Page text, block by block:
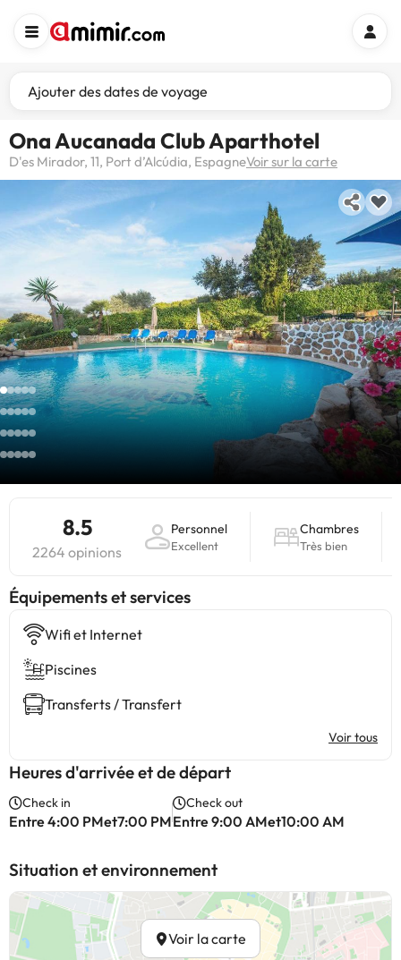
Ajouter des dates de voyage
Ona Aucanada Club Aparthotel
D'es Mirador, 11, Port d’Alcúdia, EspagneVoir sur la carte
8.5
2264 opinions
Personnel
Excellent
Chambres
Très bien
​Équipements et services
Wifi et Internet
Piscines
Transferts / Transfert
Voir tous
Heures d'arrivée et de départ
Check in
Entre 4:00 PMet7:00 PM
Check out
Entre 9:00 AMet10:00 AM
Situation et environnement
Voir la carte